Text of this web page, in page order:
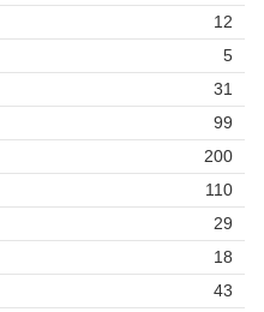
12
5
31
99
200
110
29
18
43